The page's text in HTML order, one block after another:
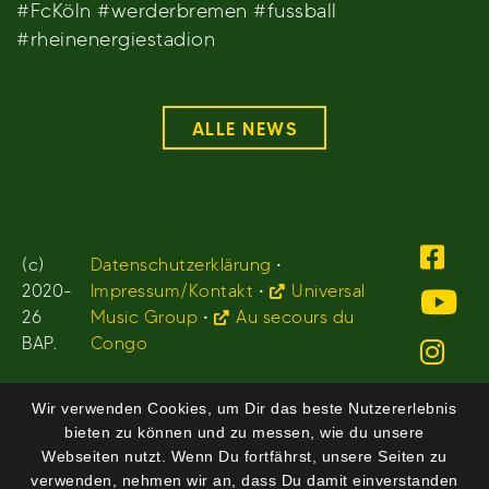
#FcKöln #werderbremen #fussball
#rheinenergiestadion
ALLE NEWS
(c)
2020-
26
BAP.
Datenschutzerklärung •
Impressum/Kontakt •
Universal
Music Group •
Au secours du
Congo
Wir verwenden Cookies, um Dir das beste Nutzererlebnis
bieten zu können und zu messen, wie du unsere
Webseiten nutzt. Wenn Du fortfährst, unsere Seiten zu
verwenden, nehmen wir an, dass Du damit einverstanden